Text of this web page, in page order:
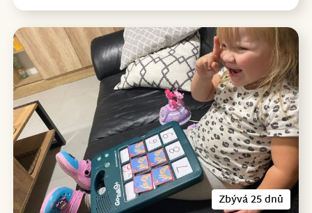
Zbývá 25 dnů